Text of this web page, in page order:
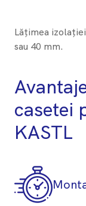
Lățimea
sau 40 mm.
casetei
KASTL